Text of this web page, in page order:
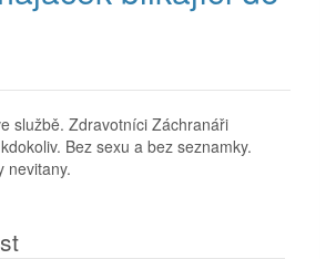
službě. Zdravotníci Záchranáři
Bez sexu a bez seznamky.
nevitany.